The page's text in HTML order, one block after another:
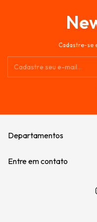
Cadastre-se
Departamentos
Entre em contato